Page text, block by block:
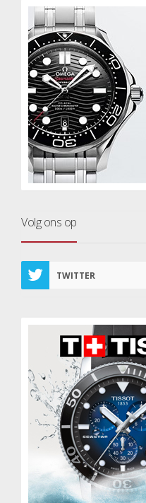
Volg ons op
TWITTER